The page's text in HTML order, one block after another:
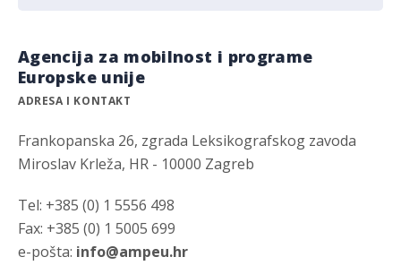
Agencija za mobilnost i programe
Europske unije
ADRESA I KONTAKT
Frankopanska 26, zgrada Leksikografskog zavoda
Miroslav Krleža, HR - 10000 Zagreb
Tel: +385 (0) 1 5556 498
Fax: +385 (0) 1 5005 699
e-pošta: info@ampeu.hr